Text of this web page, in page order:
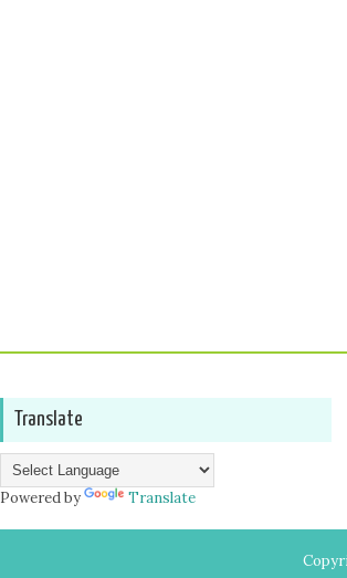
Translate
Powered by Translate